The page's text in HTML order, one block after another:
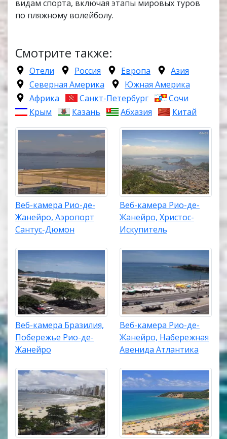
видам спорта, включая этапы мировых туров
по пляжному волейболу.
Смотрите также:
Отели Россия Европа
Азия
Северная Америка
Южная Америка
Африка
Санкт-Петербург
Сочи
Крым
Казань Абхазия Китай
Веб-камера Рио-де-
Жанейро, Аэропорт
Сантус-Дюмон
Веб-камера Рио-де-
Жанейро, Христос-
Искупитель
Веб-камера Бразилия,
Побережье Рио-де-
Жанейро
Веб-камера Рио-де-
Жанейро, Набережная
Авенида Атлантика